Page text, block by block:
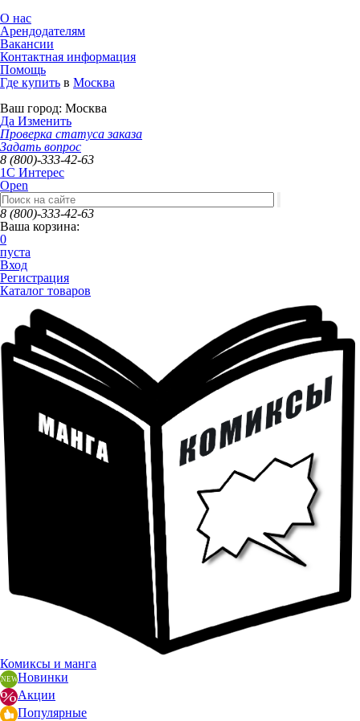
О нас
Арендодателям
Вакансии
Контактная информация
Помощь
Где купить в Москва
Ваш город: Москва
Да Изменить
Проверка статуса заказа
Задать вопрос
8 (800)-333-42-63
1C Интерес
Open
8 (800)-333-42-63
Ваша корзина:
0
пуста
Вход
Регистрация
Каталог товаров
Комиксы и манга
Новинки
Акции
Популярные